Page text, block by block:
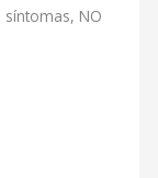
síntomas, NO